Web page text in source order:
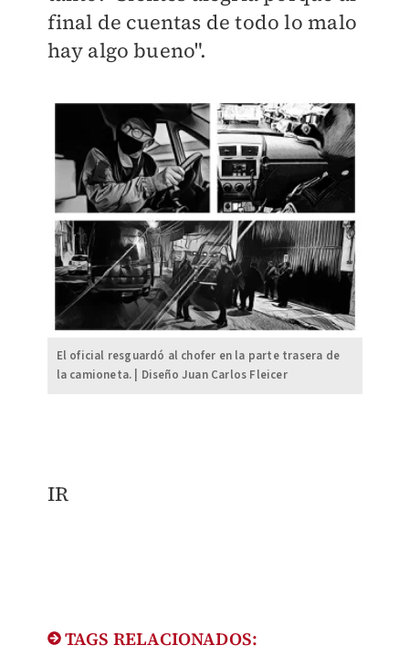
final de cuentas de todo lo malo
hay algo bueno".
El oficial resguardó al chofer en la parte trasera de
la camioneta. | Diseño Juan Carlos Fleicer
IR
TAGS RELACIONADOS: